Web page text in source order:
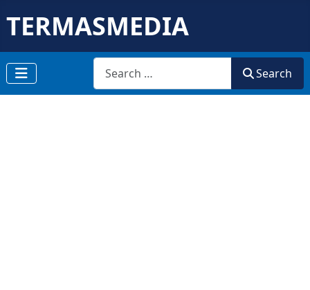
TERMASMEDIA
Search Search